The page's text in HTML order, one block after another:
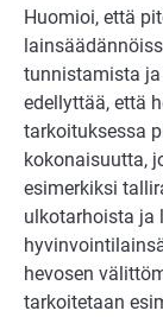
Huomioi, että
tunnistamista
edellyttää, että
tarkoituksessa
kokonaisuutta,
esimerkiksi
ulkotarhoista ja
hevosen
tarkoitetaan